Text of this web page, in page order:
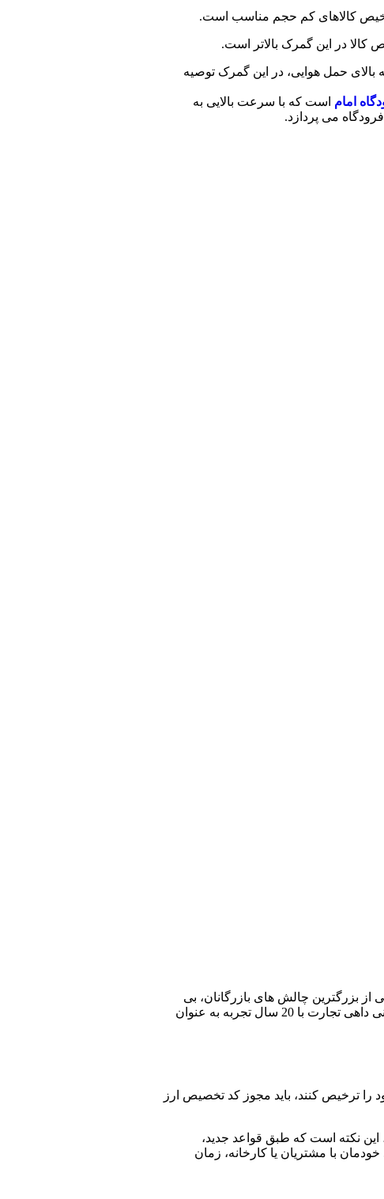
کالاهای کم حجم مناسب است.
در این گمرک بالاتر است.
بالای حمل هوایی، در این گمرک توصیه
امام است که با سرعت بالایی به
می پردازد.
بزرگترین چالش های بازرگانان، بی
تجربه به عنوان
را ترخیص کنند، باید مجوز کد تخصیص ارز
این نکته است که طبق قواعد جدید،
با مشتریان یا کارخانه، زمان